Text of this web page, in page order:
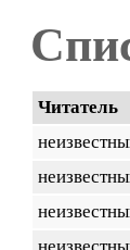
Читатель